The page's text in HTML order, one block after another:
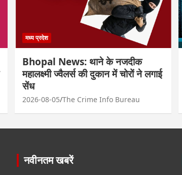
मध्य प्रदेश
Bhopal News: थाने के नजदीक
महालक्ष्मी ज्वैलर्स की दुकान में चोरों ने लगाई
सेंध
2026-08-05 The Crime Info Bureau
नवीनतम खबरें